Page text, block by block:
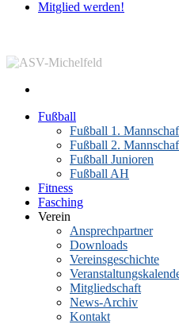
Mitglied werden!
Fußball
Fußball 1.
Fußball 2.
Fußball Junioren
Fußball AH
Fitness
Fasching
Verein
Ansprechpartner
Downloads
Vereinsgeschichte
Mitgliedschaft
News-Archiv
Kontakt